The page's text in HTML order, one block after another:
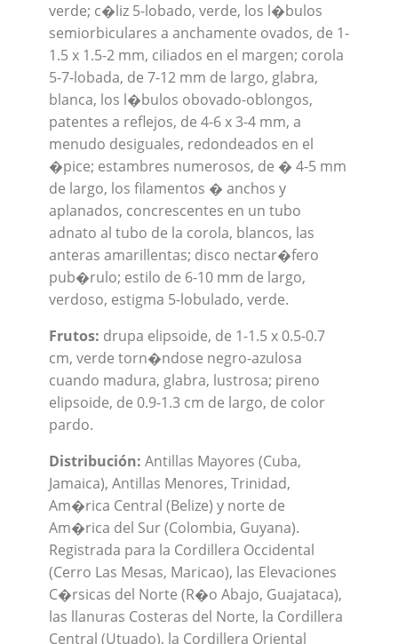
verde; c�liz 5-lobado, verde, los l�bulos
semiorbiculares a anchamente ovados, de 1-
1.5 x 1.5-2 mm, ciliados en el margen; corola
5-7-lobada, de 7-12 mm de largo, glabra,
blanca, los l�bulos obovado-oblongos,
patentes a reflejos, de 4-6 x 3-4 mm, a
menudo desiguales, redondeados en el
�pice; estambres numerosos, de � 4-5 mm
de largo, los filamentos � anchos y
aplanados, concrescentes en un tubo
adnato al tubo de la corola, blancos, las
anteras amarillentas; disco nectar�fero
pub�rulo; estilo de 6-10 mm de largo,
verdoso, estigma 5-lobulado, verde.
Frutos: drupa elipsoide, de 1-1.5 x 0.5-0.7
cm, verde torn�ndose negro-azulosa
cuando madura, glabra, lustrosa; pireno
elipsoide, de 0.9-1.3 cm de largo, de color
pardo.
Distribución: Antillas Mayores (Cuba,
Jamaica), Antillas Menores, Trinidad,
Am�rica Central (Belize) y norte de
Am�rica del Sur (Colombia, Guyana).
Registrada para la Cordillera Occidental
(Cerro Las Mesas, Maricao), las Elevaciones
C�rsicas del Norte (R�o Abajo, Guajataca),
las llanuras Costeras del Norte, la Cordillera
Central (Utuado), la Cordillera Oriental